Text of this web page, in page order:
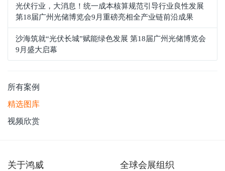
光伏行业，大消息！统一成本核算规范引导行业良性发展
第18届广州光储博览会9月重磅亮相全产业链前沿成果
沙海筑就“光伏长城”赋能绿色发展 第18届广州光储博览会
9月盛大启幕
所有案例
精选图库
视频欣赏
关于鸿威 全球会展组织